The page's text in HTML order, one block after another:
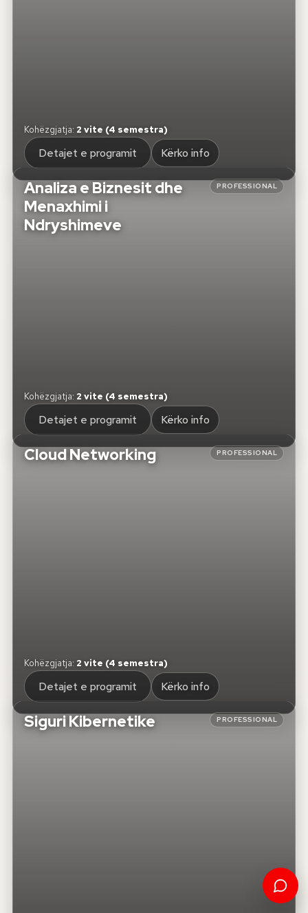
Kohëzgjatja: 2 vite (4 semestra)
Detajet e programit Kërko info
Analiza e Biznesit dhe
Menaxhimi i
Ndryshimeve
PROFESSIONAL
Kohëzgjatja: 2 vite (4 semestra)
Detajet e programit Kërko info
Cloud Networking PROFESSIONAL
Kohëzgjatja: 2 vite (4 semestra)
Detajet e programit Kërko info
Siguri Kibernetike PROFESSIONAL